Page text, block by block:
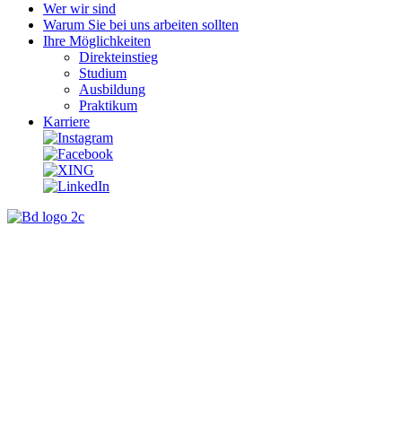
Wer wir sind
Warum Sie bei uns arbeiten sollten
Ihre Möglichkeiten
Direkteinstieg
Studium
Ausbildung
Praktikum
Karriere